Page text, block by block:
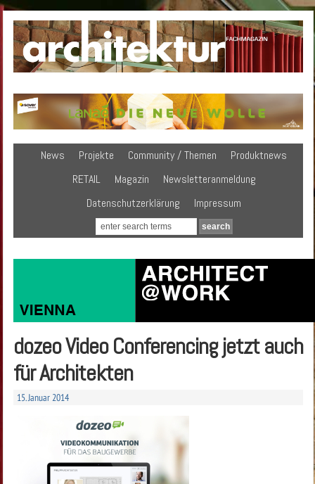
News Projekte Community / Themen
Produktnews
RETAIL
Magazin
Newsletteranmeldung
Datenschutzerklärung
Impressum
dozeo Video Conferencing jetzt auch
für Architekten
15. Januar 2014